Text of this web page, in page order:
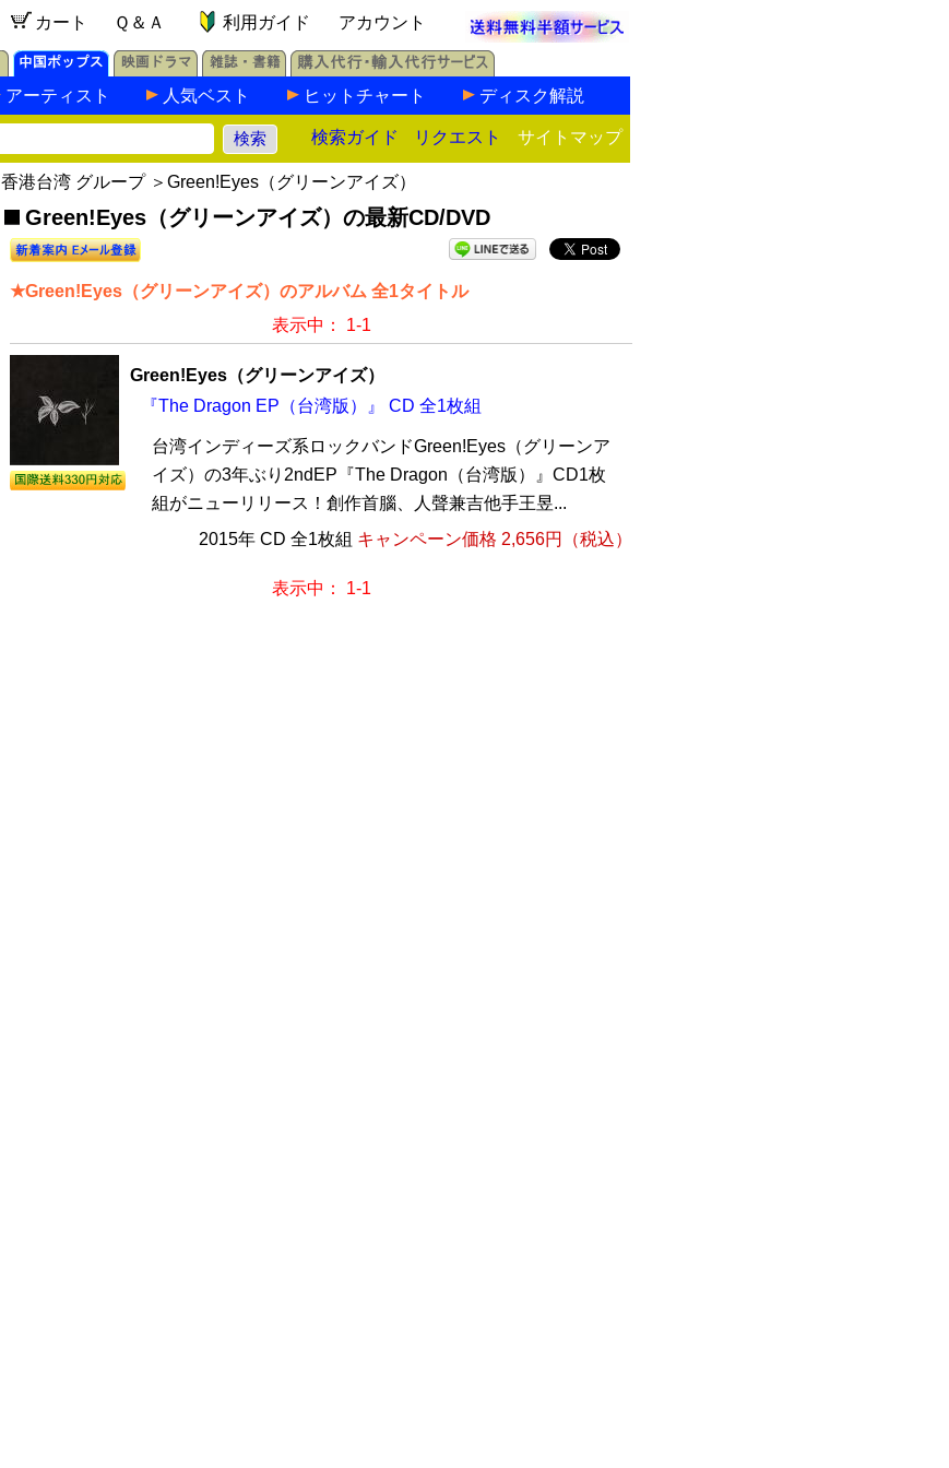
カート Ｑ＆Ａ 利用ガイド アカウント
アーティスト 人気ベスト ヒットチャート ディスク解説
検索ガイド リクエスト サイトマップ
香港台湾 グループ＞Green!Eyes（グリーンアイズ）
Green!Eyes（グリーンアイズ）の最新CD/DVD
★Green!Eyes（グリーンアイズ）のアルバム 全1タイトル
表示中： 1-1
Green!Eyes（グリーンアイズ）
『The Dragon EP（台湾版）』 CD 全1枚組
台湾インディーズ系ロックバンドGreen!Eyes（グリーンア
イズ）の3年ぶり2ndEP『The Dragon（台湾版）』CD1枚
組がニューリリース！創作首腦、人聲兼吉他手王昱...
2015年 CD 全1枚組 キャンペーン価格 2,656円（税込）
表示中： 1-1